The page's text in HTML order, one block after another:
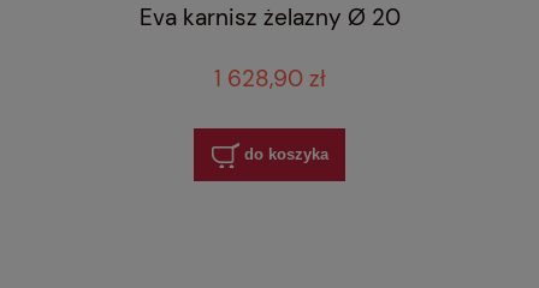
Eva karnisz żelazny Ø 20
1 628,90 zł
do koszyka